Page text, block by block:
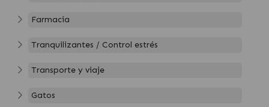
Farmacia
Tranquilizantes / Control estrés
Transporte y viaje
Gatos